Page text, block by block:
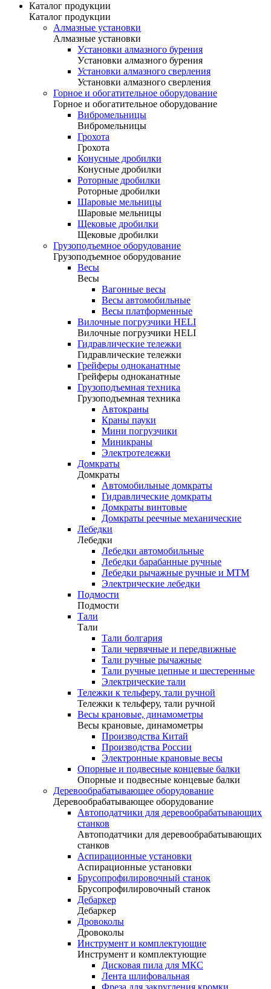
Каталог продукции
Каталог продукции
Алмазные установки
Алмазные установки
Уcтановки алмазного бурения
Уcтановки алмазного бурения
Установки алмазного сверления
Установки алмазного сверления
Горное и обогатительное оборудование
Горное и обогатительное оборудование
Вибромельницы
Вибромельницы
Грохота
Грохота
Конусные дробилки
Конусные дробилки
Роторные дробилки
Роторные дробилки
Шаровые мельницы
Шаровые мельницы
Щековые дробилки
Щековые дробилки
Грузоподъемное оборудование
Грузоподъемное оборудование
Весы
Весы
Вагонные весы
Весы автомобильные
Весы платформенные
Вилочные погрузчики HELI
Вилочные погрузчики HELI
Гидравлические тележки
Гидравлические тележки
Грейферы одноканатные
Грейферы одноканатные
Грузоподъемная техника
Грузоподъемная техника
Автокраны
Краны пауки
Мини погрузчики
Миникраны
Электротележки
Домкраты
Домкраты
Автомобильные домкраты
Гидравлические домкраты
Домкраты винтовые
Домкраты реечные механические
Лебедки
Лебедки
Лебедки автомобильные
Лебедки барабанные ручные
Лебедки рычажные ручные и МТМ
Электрические лебедки
Подмости
Подмости
Тали
Тали
Тали болгария
Тали червячные и передвижные
Тали ручные рычажные
Тали ручные цепные и шестеренные
Электрические тали
Тележки к тельферу, тали ручной
Тележки к тельферу, тали ручной
Весы крановые, динамометры
Весы крановые, динамометры
Производства Китай
Производства России
Электронные крановые весы
Опорные и подвесные концевые балки
Опорные и подвесные концевые балки
Деревообрабатывающее оборудование
Деревообрабатывающее оборудование
Автоподатчики для деревообрабатывающих
станков
Автоподатчики для деревообрабатывающих
станков
Аспирационные установки
Аспирационные установки
Брусопрофилировочный станок
Брусопрофилировочный станок
Дебаркер
Дебаркер
Дровоколы
Дровоколы
Инструмент и комплектующие
Инструмент и комплектующие
Дисковая пила для МКС
Лента шлифовальная
Фреза для закругления кромки